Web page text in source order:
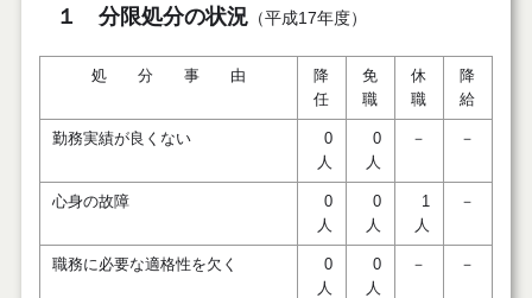
１ 分限処分の状況（平成17年度）
処 分 事 由
降
任
免
職
休
職
降
給
勤務実績が良くない
0
人
0
人
－ －
心身の故障
0
人
0
人
1
人
－
職務に必要な適格性を欠く
0
人
0
人
－ －